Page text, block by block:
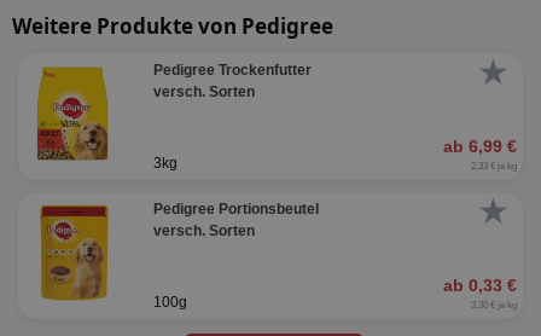
Weitere Produkte von Pedigree
★
Pedigree Trockenfutter
versch. Sorten
ab 6,99 €
3kg 2,33 € je kg
★
Pedigree Portionsbeutel
versch. Sorten
ab 0,33 €
100g 3,30 € je kg